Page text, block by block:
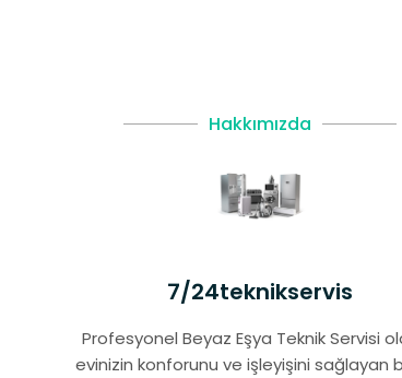
Hakkımızda
7/24teknikservis
Profesyonel Beyaz Eşya Teknik Servisi
evinizin konforunu ve işleyişini sağlayan